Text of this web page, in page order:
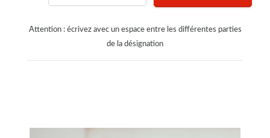
Attention : écrivez avec un espace entre les différentes parties
de la désignation